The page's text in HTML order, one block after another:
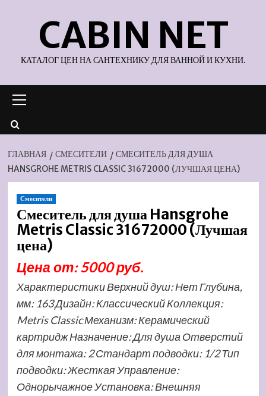
содержимомуCABIN NET
КАТАЛОГ ЦЕН НА САНТЕХНИКУ ДЛЯ ВАННОЙ И КУХНИ.
меню
ГЛАВНАЯ СМЕСИТЕЛИ
СМЕСИТЕЛЬ ДЛЯ ДУША
HANSGROHE METRIS CLASSIC 31672000 (ЛУЧШАЯ ЦЕНА)
Смесители
Смеситель для душа Hansgrohe
Metris Classic 31672000 (Лучшая
цена)
Цена от: 5000 руб.
Характеристики Верхний душ: Нет Глубина,
мм: 163 Дизайн: Классический Коллекция:
Metris Classic Механизм: Керамический
картридж Назначение: Для душа Отверстий
для монтажа: 2 Стандарт подводки: 1/2 Тип
подводки: Жесткая Управление:
Однорычажное Установка: Внешняя